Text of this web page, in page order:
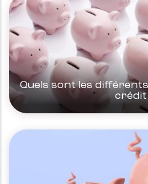
Quels sont les
crédit